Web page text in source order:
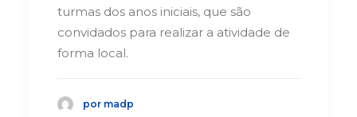
turmas dos anos iniciais, que são
convidados para realizar a atividade de
forma local.
por madp